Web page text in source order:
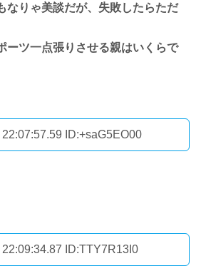
なりゃ美談だが、失敗したらただ
ーツ一点張りさせる親はいくらで
ID:+saG5EO00
ID:TTY7R13I0